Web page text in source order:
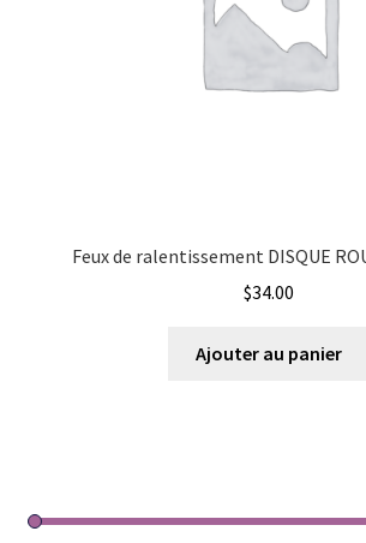
Feux de ralentissement DISQUE
$34.00
Ajouter au panier